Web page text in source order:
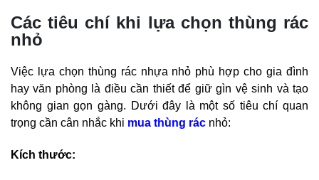
Các tiêu chí khi lựa chọn thùng rác
nhỏ
Việc lựa chọn thùng rác nhựa nhỏ phù hợp cho gia đình
hay văn phòng là điều cần thiết để giữ gìn vệ sinh và tạo
không gian gọn gàng. Dưới đây là một số tiêu chí quan
trọng cần cân nhắc khi mua thùng rác nhỏ:
Kích thước: